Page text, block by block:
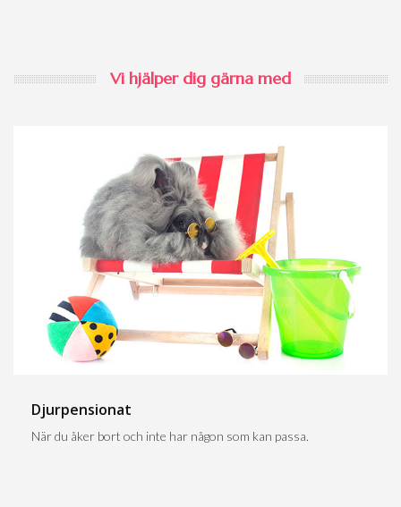
Vi hjälper dig gärna med
Djurpensionat
När du åker bort och inte har någon som kan passa.